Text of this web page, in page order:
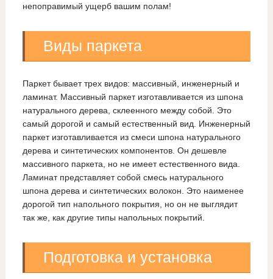
непоправимый ущерб вашим полам!
Виды паркета
Паркет бывает трех видов: массивный, инженерный и
ламинат. Массивный паркет изготавливается из шпона
натурального дерева, склеенного между собой. Это
самый дорогой и самый естественный вид. Инженерный
паркет изготавливается из смеси шпона натурального
дерева и синтетических компонентов. Он дешевле
массивного паркета, но не имеет естественного вида.
Ламинат представляет собой смесь натурального
шпона дерева и синтетических волокон. Это наименее
дорогой тип напольного покрытия, но он не выглядит
так же, как другие типы напольных покрытий.
Подготовка и установка